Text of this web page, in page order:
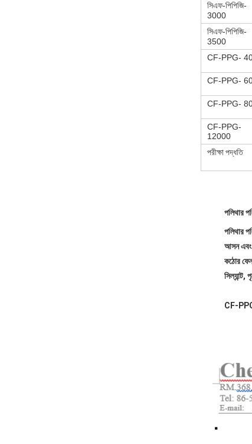
সিএফ-পিপিজি-
3000
সিএফ-পিপিজি-
3500
CF-PPG-
CF-PPG-
CF-PPG-
CF-PPG-
12000
পরীক্ষা পদ্ধতি
পলিথার
পলিথার
আসন এবং
কঠোর
সিল্যান্ট,
CF-